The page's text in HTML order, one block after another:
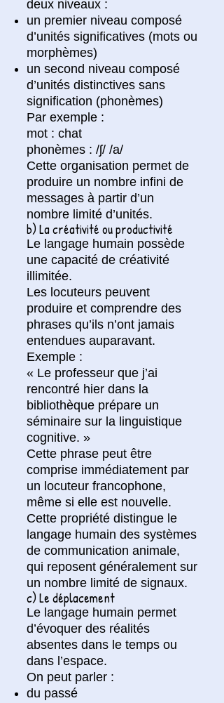
deux niveaux :
un premier niveau composé
d’unités significatives (mots ou
morphèmes)
un second niveau composé
d’unités distinctives sans
signification (phonèmes)
Par exemple :
mot : chat
phonèmes : /ʃ/ /a/
Cette organisation permet de
produire un nombre infini de
messages à partir d’un
nombre limité d’unités.
b) La créativité ou productivité
Le langage humain possède
une capacité de créativité
illimitée.
Les locuteurs peuvent
produire et comprendre des
phrases qu’ils n’ont jamais
entendues auparavant.
Exemple :
« Le professeur que j’ai
rencontré hier dans la
bibliothèque prépare un
séminaire sur la linguistique
cognitive. »
Cette phrase peut être
comprise immédiatement par
un locuteur francophone,
même si elle est nouvelle.
Cette propriété distingue le
langage humain des systèmes
de communication animale,
qui reposent généralement sur
un nombre limité de signaux.
c) Le déplacement
Le langage humain permet
d’évoquer des réalités
absentes dans le temps ou
dans l’espace.
On peut parler :
du passé